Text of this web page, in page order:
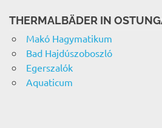
THERMALBÄDER IN
Makó Hagymatikum
Bad Hajdúszoboszló
Egerszalók
Aquaticum